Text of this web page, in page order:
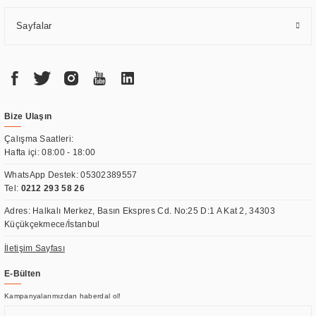
Sayfalar
Bize Ulaşın
Çalışma Saatleri:
Hafta içi: 08:00 - 18:00
WhatsApp Destek:05302389557
Tel: 0212 293 58 26
Adres: Halkalı Merkez, Basın Ekspres Cd. No:25 D:1 A Kat 2, 34303
Küçükçekmece/İstanbul
İletişim Sayfası
E-Bülten
Kampanyalarımızdan haberdal ol!